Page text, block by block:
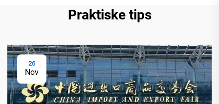
Praktiske tips
26
Nov